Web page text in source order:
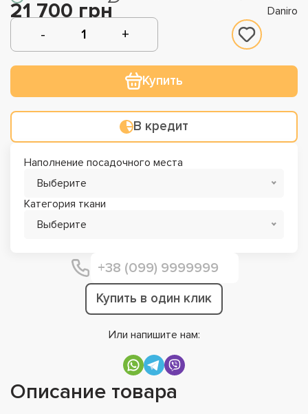
21 700 грн Daniro
Купить
В кредит
Наполнение посадочного места
Выберите
Категория ткани
Выберите
Купить в один клик
Или напишите нам:
Описание товара